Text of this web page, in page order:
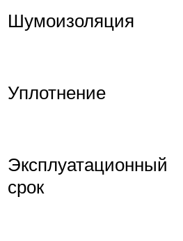
Шумоизоляция
Уплотнение
Эксплуатационный
срок